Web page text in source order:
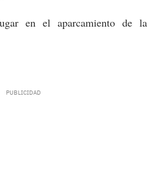
en el aparcamiento de la